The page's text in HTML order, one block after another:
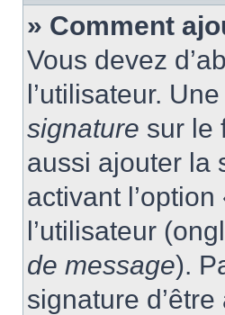
» Comment
Vous devez
l’utilisateur.
signature sur le
aussi ajouter la
activant
l’utilisateur
de message).
signature